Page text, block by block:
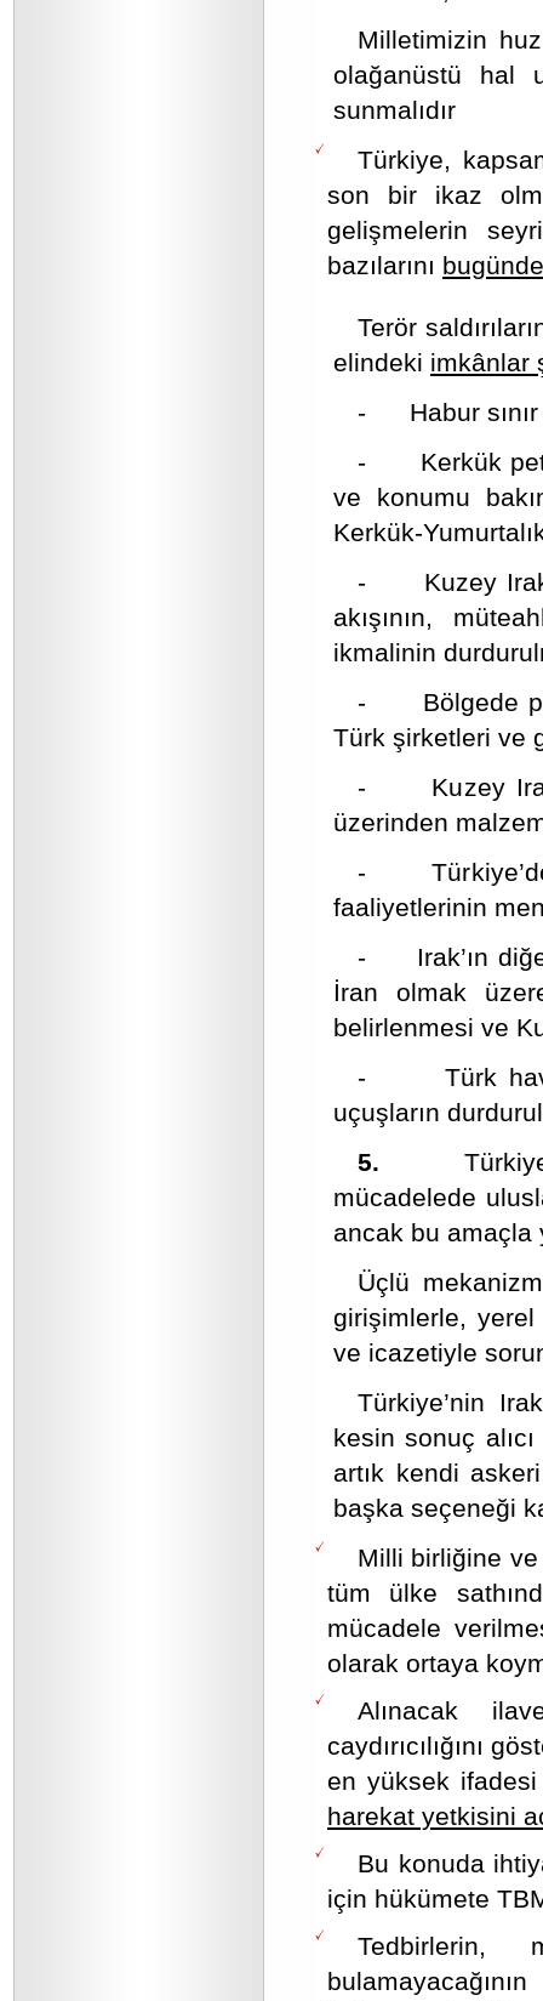
Milletimizin
olağanüstü hal
sunmalıdır
Türkiye,
son bir ikaz
gelişmelerin
bazılarını
Terör
elindeki imkânlar
- Habur sınır
- Kerkük
ve konumu
Kerkük-
- Kuzey
akışının,
ikmalinin
- Bölgede
Türk şirketleri ve
- Kuzey
üzerinden
- Türkiye’de
faaliyetlerinin
- Irak’ın
İran olmak
belirlenmesi ve
- Türk hava
uçuşların
5. Türkiye
mücadelede
ancak bu amaçla
Üçlü
girişimlerle, yerel
ve icazetiyle
Türkiye’nin
kesin sonuç
artık kendi
başka seçeneği
Milli birliğine
tüm ülke
mücadele
olarak ortaya
Alınacak
caydırıcılığını
en yüksek
harekat yetkisini
Bu konuda
için hükümete
Tedbirlerin,